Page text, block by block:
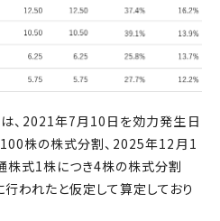
、2021年7月10日を効力発生日
株の株式分割、2025年12月1
株式1株につき4株の株式分割
われたと仮定して算定しており